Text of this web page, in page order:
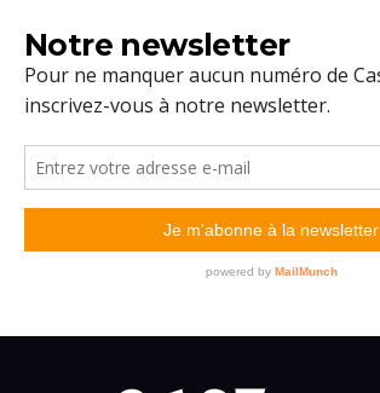
Notre newsletter